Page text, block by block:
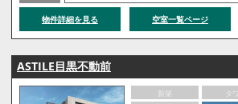
物件詳細を見る 空室一覧ページ
ASTILE目黒不動前
新築 タ